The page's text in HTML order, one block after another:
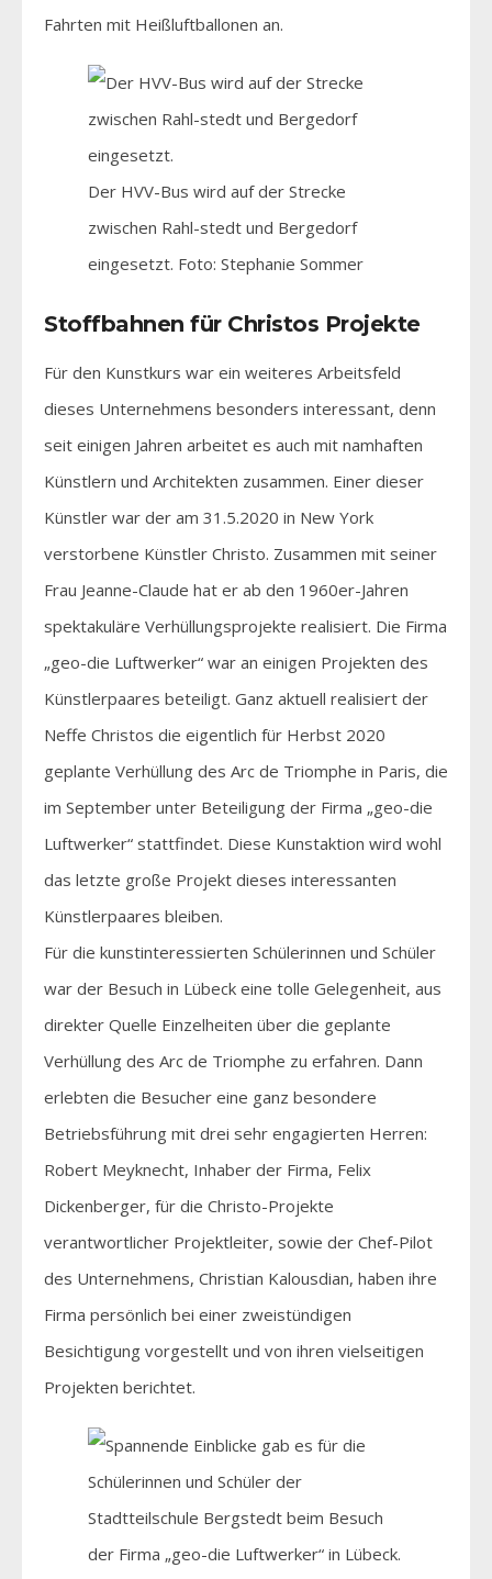
Fahrten mit Heißluftballonen an.
Der HVV-Bus wird auf der Strecke
zwischen Rahl-stedt und Bergedorf
eingesetzt. Foto: Stephanie Sommer
Stoffbahnen für Christos Projekte
Für den Kunstkurs war ein weiteres Arbeitsfeld
dieses Unternehmens besonders interessant, denn
seit einigen Jahren arbeitet es auch mit namhaften
Künstlern und Architekten zusammen. Einer dieser
Künstler war der am 31.5.2020 in New York
verstorbene Künstler Christo. Zusammen mit seiner
Frau Jeanne-Claude hat er ab den 1960er-Jahren
spektakuläre Verhüllungsprojekte realisiert. Die Firma
„geo-die Luftwerker“ war an einigen Projekten des
Künstlerpaares beteiligt. Ganz aktuell realisiert der
Neffe Christos die eigentlich für Herbst 2020
geplante Verhüllung des Arc de Triomphe in Paris, die
im September unter Beteiligung der Firma „geo-die
Luftwerker“ stattfindet. Diese Kunstaktion wird wohl
das letzte große Projekt dieses interessanten
Künstlerpaares bleiben.
Für die kunstinteressierten Schülerinnen und Schüler
war der Besuch in Lübeck eine tolle Gelegenheit, aus
direkter Quelle Einzelheiten über die geplante
Verhüllung des Arc de Triomphe zu erfahren. Dann
erlebten die Besucher eine ganz besondere
Betriebsführung mit drei sehr engagierten Herren:
Robert Meyknecht, Inhaber der Firma, Felix
Dickenberger, für die Christo-Projekte
verantwortlicher Projektleiter, sowie der Chef-Pilot
des Unternehmens, Christian Kalousdian, haben ihre
Firma persönlich bei einer zweistündigen
Besichtigung vorgestellt und von ihren vielseitigen
Projekten berichtet.